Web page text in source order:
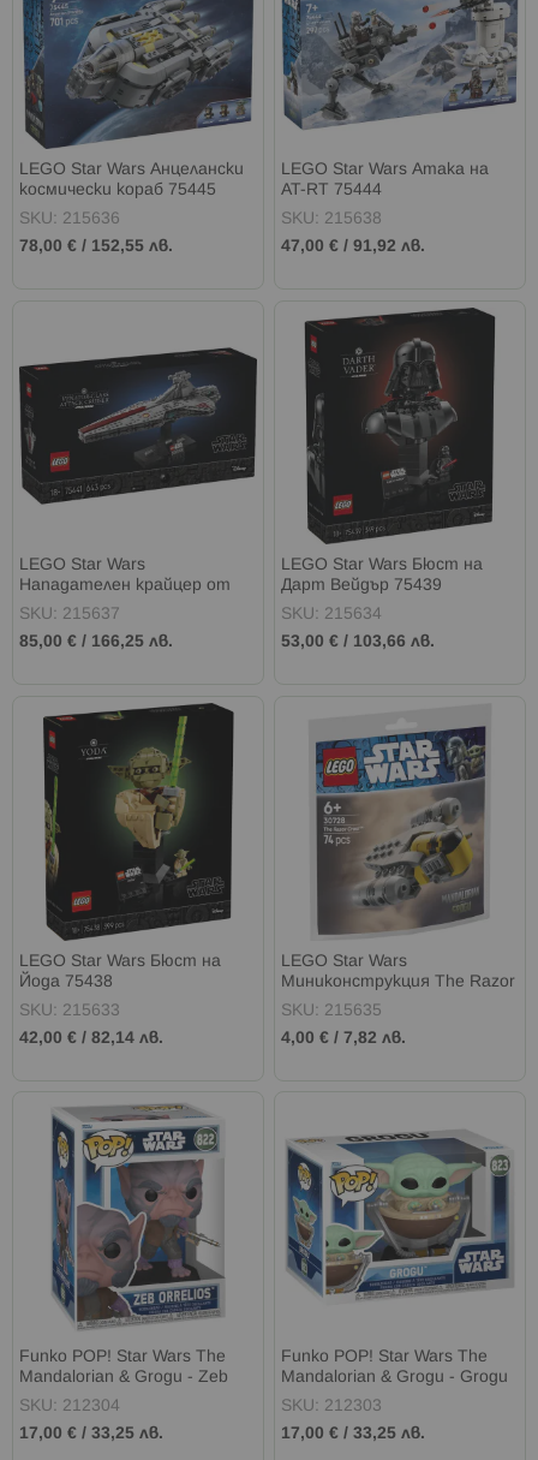
LEGO Star Wars Анцелански
космически кораб 75445
SKU: 215636
78,00 € / 152,55 лв.
LEGO Star Wars Атака на
AT-RT 75444
SKU: 215638
47,00 € /91,92 лв.
LEGO Star Wars
Нападателен крайцер от
клас Venator 75441
SKU: 215637
85,00 € / 166,25 лв.
LEGO Star Wars Бюст на
Дарт Вейдър 75439
SKU: 215634
53,00 € / 103,66 лв.
LEGO Star Wars Бюст на
Йода 75438
SKU: 215633
42,00 € / 82,14 лв.
LEGO Star Wars
Миниконструкция The Razor
Crest 30728
SKU: 215635
4,00 € /7,82 лв.
Funko POP! Star Wars The
Mandalorian & Grogu - Zeb
Orrelios 822 Bobble-Head
SKU: 212304
17,00 € / 33,25 лв.
Funko POP! Star Wars The
Mandalorian & Grogu - Grogu
823 Bobble-Head
SKU: 212303
17,00 € /33,25 лв.